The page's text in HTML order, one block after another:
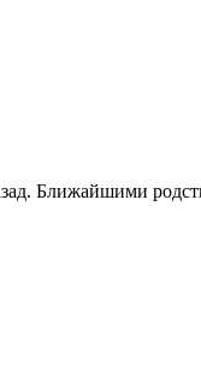
Ближайшими